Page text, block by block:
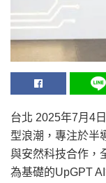
台北 2025年7月4日
型浪潮，專注於半
與安然科技合作，
為基礎的UpGPT